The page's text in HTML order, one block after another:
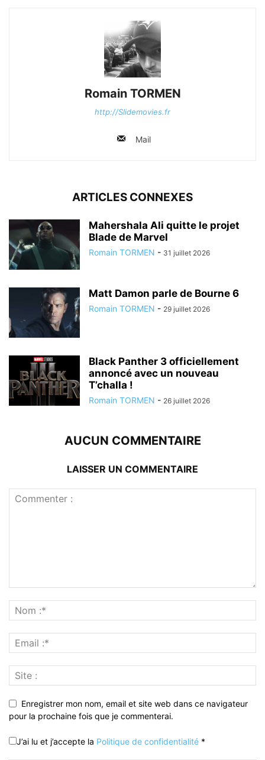
Romain TORMEN
http://Slidemovies.fr
Mail
ARTICLES CONNEXES
Mahershala Ali quitte le projet
Blade de Marvel
Romain TORMEN - 31 juillet 2026
Matt Damon parle de Bourne 6
Romain TORMEN - 29 juillet 2026
Black Panther 3 officiellement
annoncé avec un nouveau
T’challa !
Romain TORMEN - 26 juillet 2026
AUCUN COMMENTAIRE
LAISSER UN COMMENTAIRE
Enregistrer mon nom, email et site web dans ce navigateur
pour la prochaine fois que je commenterai.
J’ai lu et j’accepte la Politique de confidentialité *